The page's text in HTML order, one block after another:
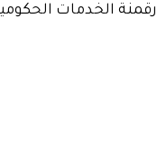
تعد هذه الخدمة جزءًا من رؤية المملكة